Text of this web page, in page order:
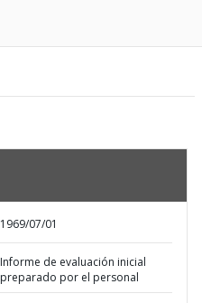
1969/07/01
Informe de evaluación inicial
preparado por el personal